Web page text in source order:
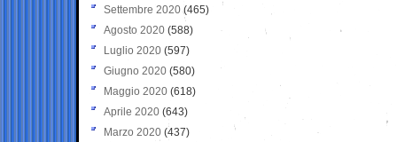
Settembre 2020(465)
Agosto 2020 (588)
Luglio 2020 (597)
Giugno 2020 (580)
Maggio 2020 (618)
Aprile 2020 (643)
Marzo 2020 (437)